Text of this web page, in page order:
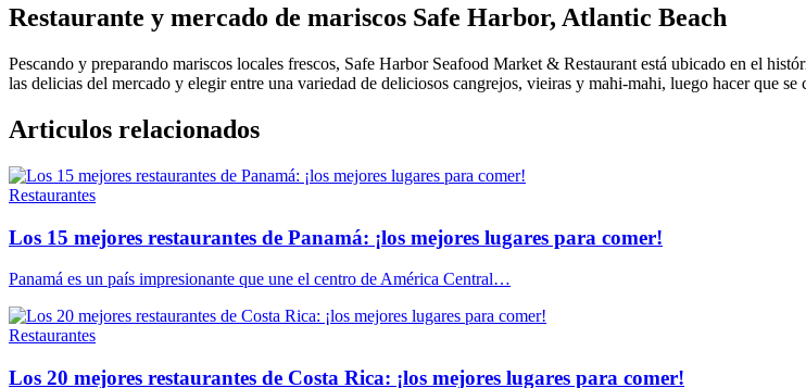
Restaurante y mercado de mariscos Safe Harbor, Atlantic Beach
Pescando y preparando mariscos locales frescos, Safe Harbor Seafood Market & Restaurant está ubicado en el
las delicias del mercado y elegir entre una variedad de deliciosos cangrejos, vieiras y mahi-mahi, luego hacer que
Articulos relacionados
Restaurantes
Los 15 mejores restaurantes de Panamá: ¡los mejores lugares para comer!
Panamá es un país impresionante que une el centro de América Central…
Restaurantes
Los 20 mejores restaurantes de Costa Rica: ¡los mejores lugares para comer!